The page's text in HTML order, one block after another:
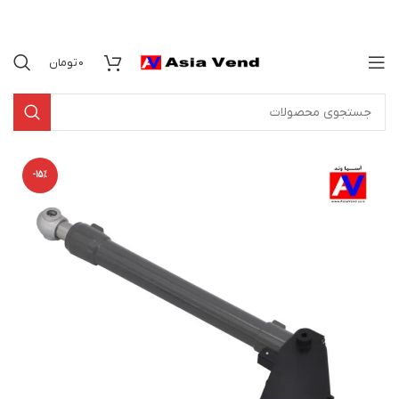
0تومان
-15%